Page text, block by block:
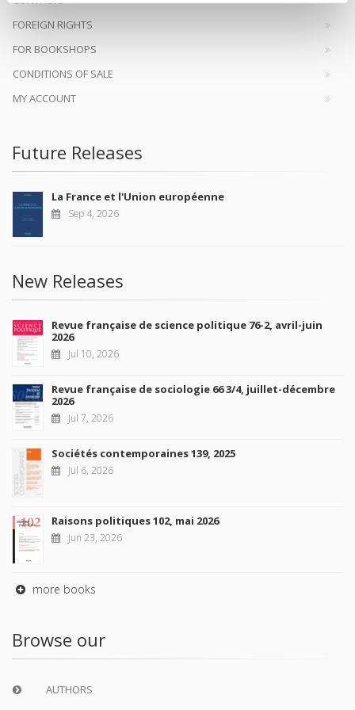
FOREIGN RIGHTS
FOR BOOKSHOPS
CONDITIONS OF SALE
MY ACCOUNT
Future Releases
La France et l'Union européenne
Sep 4, 2026
New Releases
Revue française de science politique 76-2, avril-juin
2026
Jul 10, 2026
Revue française de sociologie 66 3/4, juillet-décembre
2026
Jul 7, 2026
Sociétés contemporaines 139, 2025
Jul 6, 2026
Raisons politiques 102, mai 2026
Jun 23, 2026
more books
Browse our
AUTHORS